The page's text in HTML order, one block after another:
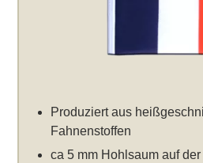
Produziert aus
Fahnenstoffen
ca 5 mm Hohlsaum auf